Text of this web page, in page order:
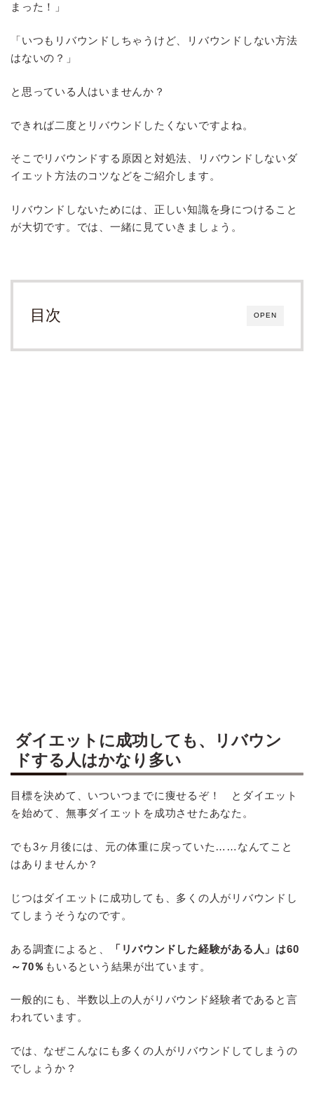
まった！」
「いつもリバウンドしちゃうけど、リバウンドしない方法
はないの？」
と思っている人はいませんか？
できれば二度とリバウンドしたくないですよね。
そこでリバウンドする原因と対処法、リバウンドしないダ
イエット方法のコツなどをご紹介します。
リバウンドしないためには、正しい知識を身につけること
が大切です。では、一緒に見ていきましょう。
OPEN
目次
ダイエットに成功しても、リバウン
ドする人はかなり多い
目標を決めて、いついつまでに痩せるぞ！ とダイエット
を始めて、無事ダイエットを成功させたあなた。
でも3ヶ月後には、元の体重に戻っていた……なんてこと
はありませんか？
じつはダイエットに成功しても、多くの人がリバウンドし
てしまうそうなのです。
ある調査によると、
「リバウンドした経験がある人」は60
～70％ もいるという結果が出ています。
一般的にも、半数以上の人がリバウンド経験者であると言
われています。
では、なぜこんなにも多くの人がリバウンドしてしまうの
でしょうか？